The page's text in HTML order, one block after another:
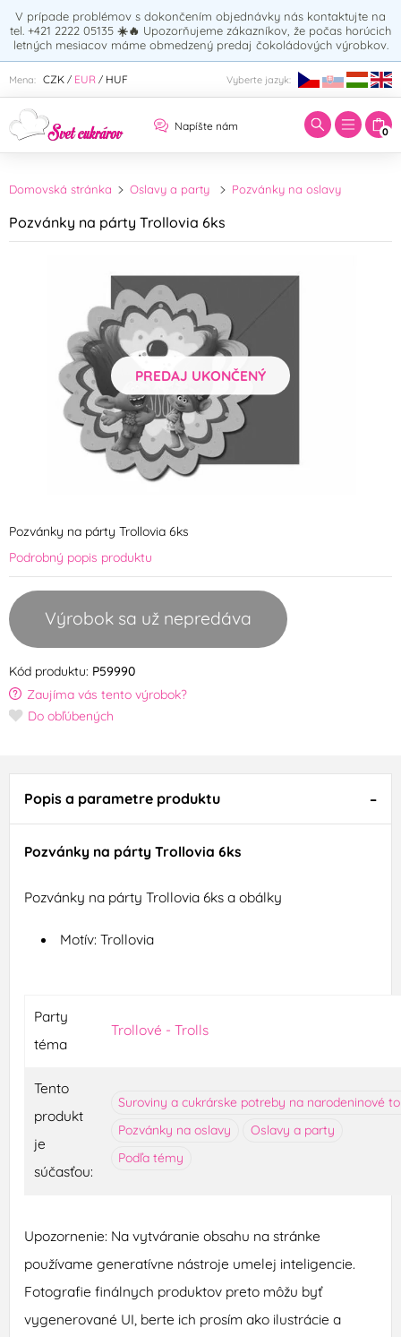
V prípade problémov s dokončením objednávky nás kontaktujte na
tel. +421 2222 05135 ☀️🔥 Upozorňujeme zákazníkov, že počas horúcich
letných mesiacov máme obmedzený predaj čokoládových výrobkov.
Mena: CZK / EUR / HUF Vyberte jazyk:
Napíšte nám 0
Zadajte hľadaný výraz:
Domovská stránka Oslavy a party Pozvánky na oslavy
Pozvánky na párty Trollovia 6ks
PREDAJ UKONČENÝ
Pozvánky na párty Trollovia 6ks
Podrobný popis produktu
Výrobok sa už nepredáva
Kód produktu: P59990
Zaujíma vás tento výrobok?
Do obľúbených
Popis a parametre produktu
Pozvánky na párty Trollovia 6ks
Pozvánky na párty Trollovia 6ks a obálky
Motív: Trollovia
Party
téma
Trollové - Trolls
Tento
produkt
je
súčasťou:
Suroviny a cukrárske potreby na narodeninové
Pozvánky na oslavy
Oslavy a party
Podľa témy
Upozornenie: Na vytváranie obsahu na stránke
používame generatívne nástroje umelej inteligencie.
Fotografie finálnych produktov preto môžu byť
vygenerované UI, berte ich prosím ako ilustrácie a